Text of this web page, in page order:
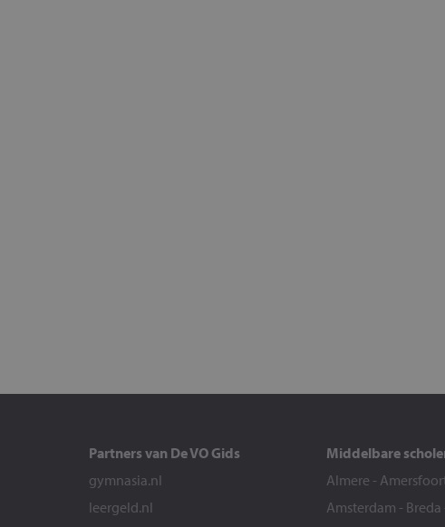
Partners van De VO Gids
gymnasia.nl
leergeld.nl
Middelbare
Almere -
Amsterdam - Breda